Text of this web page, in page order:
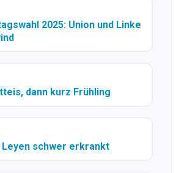
2025: Union und Linke
dann kurz Frühling
Leyen schwer erkrankt